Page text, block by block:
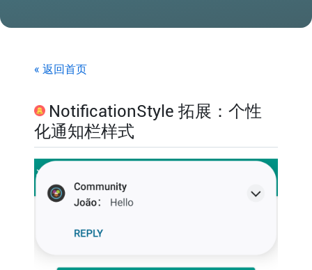
« 返回首页
NotificationStyle 拓展：个性
化通知栏样式